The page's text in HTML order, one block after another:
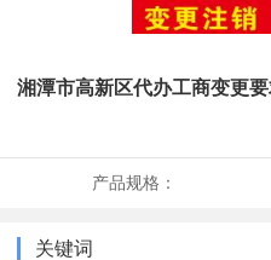
湘潭市高新区代办工商变更
产品规格：
关键词